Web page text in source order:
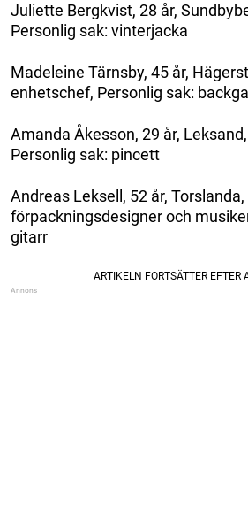
Juliette Bergkvist, 28 år,
Personlig sak: vinterjacka
Madeleine Tärnsby, 45 år,
enhetschef, Personlig sak:
Amanda Åkesson, 29 år,
Personlig sak: pincett
Andreas Leksell, 52 år, Torslanda,
förpackningsdesigner och
gitarr